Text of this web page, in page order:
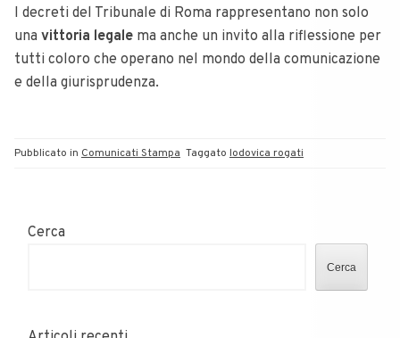
I decreti del Tribunale di Roma rappresentano non solo
una vittoria legale ma anche un invito alla riflessione per
tutti coloro che operano nel mondo della comunicazione
e della giurisprudenza.
Pubblicato in Comunicati Stampa Taggato lodovica rogati
Cerca
Cerca